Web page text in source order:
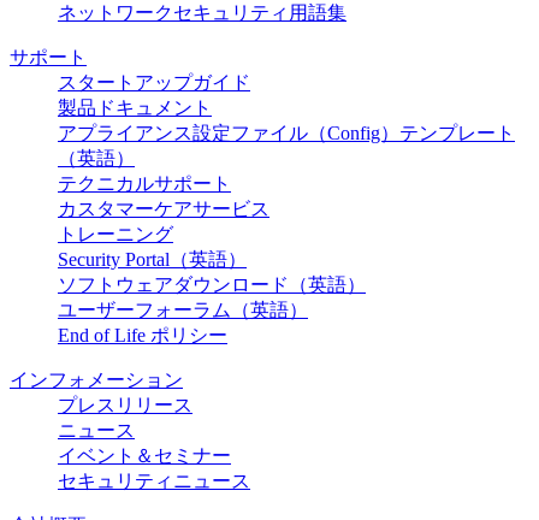
ネットワークセキュリティ用語集
サポート
スタートアップガイド
製品ドキュメント
アプライアンス設定ファイル（Config）テンプレート
（英語）
テクニカルサポート
カスタマーケアサービス
トレーニング
Security Portal（英語）
ソフトウェアダウンロード（英語）
ユーザーフォーラム（英語）
End of Life ポリシー
インフォメーション
プレスリリース
ニュース
イベント＆セミナー
セキュリティニュース